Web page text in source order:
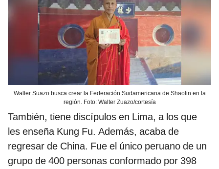
Walter Suazo busca crear la Federación Sudamericana de Shaolin en la
región. Foto: Walter Zuazo/cortesía
También, tiene discípulos en Lima, a los que
les enseña Kung Fu. Además, acaba de
regresar de China. Fue el único peruano de un
grupo de 400 personas conformado por 398